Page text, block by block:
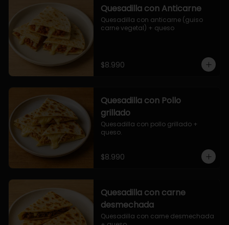
Quesadilla con Anticarne
Quesadilla con anticarne (guiso
carne vegetal) + queso
$8.990
Quesadilla con Pollo
grillado
Quesadilla con pollo grillado +
queso.
$8.990
Quesadilla con carne
desmechada
Quesadilla con carne desmechada